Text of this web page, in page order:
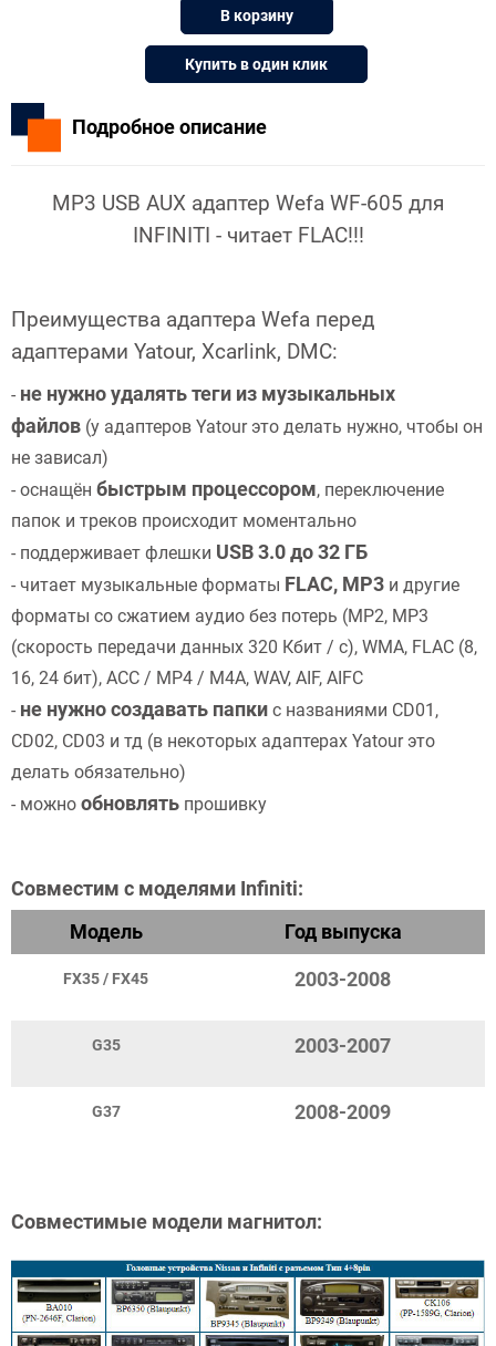
В корзину
Купить в один клик
Подробное описание
MP3 USB AUX адаптер Wefa WF-605 для
INFINITI - читает FLAC!!!
Преимущества адаптера Wefa перед
адаптерами Yatour, Xcarlink, DMC:
- не нужно удалять теги из музыкальных
файлов (у адаптеров Yatour это делать нужно, чтобы он
не зависал)
- оснащён быстрым процессором, переключение
папок и треков происходит моментально
- поддерживает флешки USB 3.0 до 32 ГБ
- читает музыкальные форматы FLAC, MP3 и другие
форматы со сжатием аудио без потерь (MP2, MP3
(скорость передачи данных 320 Кбит / с), WMA, FLAC (8,
16, 24 бит), ACC / MP4 / M4A, WAV, AIF, AIFC
- не нужно создавать папки с названиями CD01,
CD02, CD03 и тд (в некоторых адаптерах Yatour это
делать обязательно)
- можно обновлять прошивку
Совместим с моделями Infiniti:
Модель
Год выпуска
FX35 / FX45 2003-2008
G35 2003-2007
G37 2008-2009
Совместимые модели магнитол: